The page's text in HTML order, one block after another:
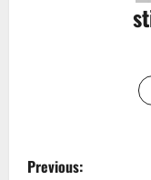
P
Previous: